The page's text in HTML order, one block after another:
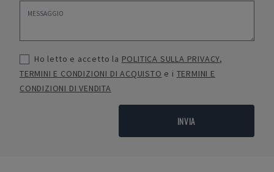
Ho letto e accetto la POLITICA SULLA PRIVACY,
TERMINI E CONDIZIONI DI ACQUISTO e i TERMINI E
CONDIZIONI DI VENDITA
INVIA